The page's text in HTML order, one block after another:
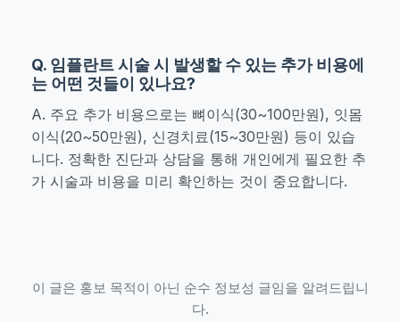
Q. 임플란트 시술 시 발생할 수 있는 추가 비용에
는 어떤 것들이 있나요?
A. 주요 추가 비용으로는 뼈이식(30~100만원), 잇몸
이식(20~50만원), 신경치료(15~30만원) 등이 있습
니다. 정확한 진단과 상담을 통해 개인에게 필요한 추
가 시술과 비용을 미리 확인하는 것이 중요합니다.
이 글은 홍보 목적이 아닌 순수 정보성 글임을 알려드립니
다.